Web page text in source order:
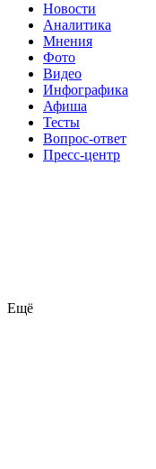
Новости
Аналитика
Мнения
Фото
Видео
Инфографика
Афиша
Тесты
Вопрос-ответ
Пресс-центр
Ещё